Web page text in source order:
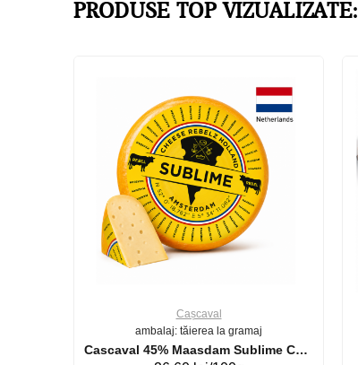
PRODUSE TOP VIZUALIZATE:
Cașcaval
ambalaj: tăierea la gramaj
Cascaval 45% Maasdam Sublime Cow